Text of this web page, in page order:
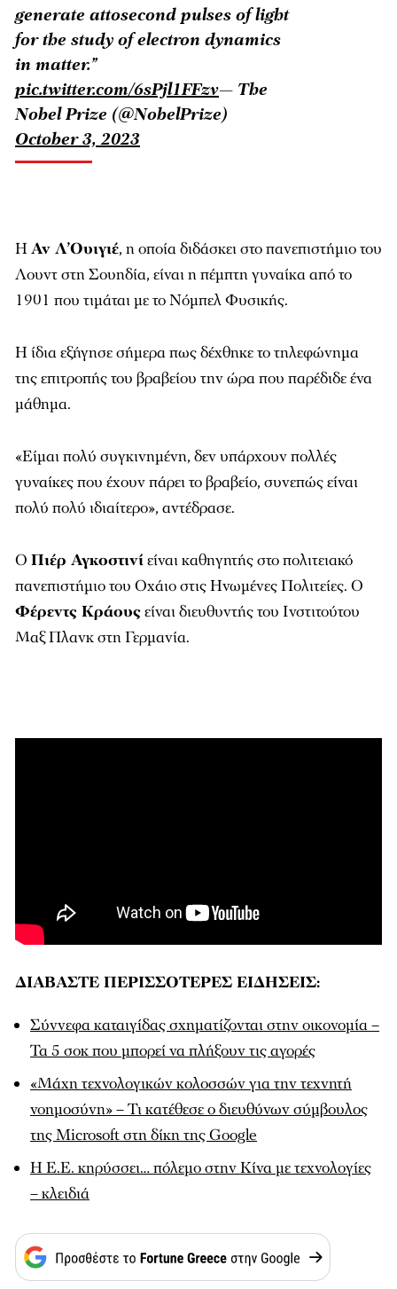
generate attosecond pulses of light
for the study of electron dynamics
in matter.”
pic.twitter.com/6sPjl1FFzv— The
Nobel Prize (@NobelPrize)
October 3, 2023
ΗΑν Λ’Ουιγιέ, η οποία διδάσκει στο πανεπιστήμιο του
Λουντ στη Σουηδία, είναι η πέμπτη γυναίκα από το
1901 που τιμάται με το Νόμπελ Φυσικής.
Η ίδια εξήγησε σήμερα πως δέχθηκε το τηλεφώνημα
της επιτροπής του βραβείου την ώρα που παρέδιδε ένα
μάθημα.
«Είμαι πολύ συγκινημένη, δεν υπάρχουν πολλές
γυναίκες που έχουν πάρει το βραβείο, συνεπώς είναι
πολύ πολύ ιδιαίτερο», αντέδρασε.
Ο Πιέρ Αγκοστινίείναι καθηγητής στο πολιτειακό
πανεπιστήμιο του Οχάιο στις Ηνωμένες Πολιτείες. Ο
Φέρεντς Κράουςείναι διευθυντής του Ινστιτούτου
Μαξ Πλανκ στη Γερμανία.
ΔΙΑΒΑΣΤΕ ΠΕΡΙΣΣΟΤΕΡΕΣ ΕΙΔΗΣΕΙΣ:
Σύννεφα καταιγίδας σχηματίζονται στην οικονομία –
Τα 5 σοκ που μπορεί να πλήξουν τις αγορές
«Μάχη τεχνολογικών κολοσσών για την τεχνητή
νοημοσύνη» – Τι κατέθεσε ο διευθύνων σύμβουλος
της Microsoft στη δίκη της Google
Η Ε.Ε. κηρύσσει… πόλεμο στην Κίνα με τεχνολογίες
– κλειδιά